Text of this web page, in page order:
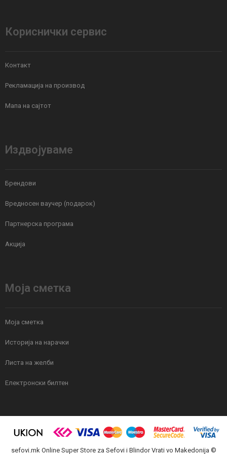
Кориснички сервис
Контакт
Рекламација на производ
Мапа на сајтот
Издвојуваме
Брендови
Вредносен ваучер (подарок)
Партнерска програма
Акција
Моја сметка
Моја сметка
Историја на нарачки
Листа на желби
Електронски билтен
sefovi.mk Online Super Store za Sefovi i Blindor Vrati vo Makedonija ©